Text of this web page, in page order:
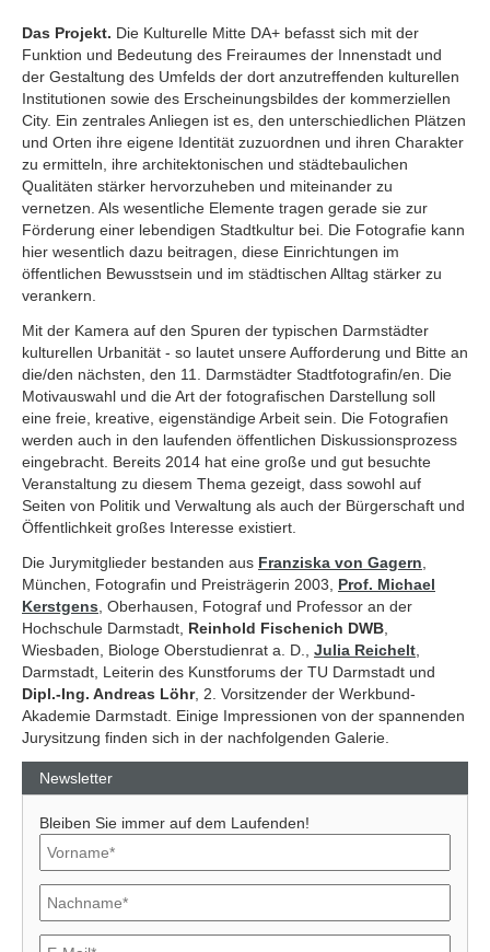
Das Projekt. Die Kulturelle Mitte DA+ befasst sich mit der
Funktion und Bedeutung des Freiraumes der Innenstadt und
der Gestaltung des Umfelds der dort anzutreffenden kulturellen
Institutionen sowie des Erscheinungsbildes der kommerziellen
City. Ein zentrales Anliegen ist es, den unterschiedlichen Plätzen
und Orten ihre eigene Identität zuzuordnen und ihren Charakter
zu ermitteln, ihre architektonischen und städtebaulichen
Qualitäten stärker hervorzuheben und miteinander zu
vernetzen. Als wesentliche Elemente tragen gerade sie zur
Förderung einer lebendigen Stadtkultur bei. Die Fotografie kann
hier wesentlich dazu beitragen, diese Einrichtungen im
öffentlichen Bewusstsein und im städtischen Alltag stärker zu
verankern.
Mit der Kamera auf den Spuren der typischen Darmstädter
kulturellen Urbanität - so lautet unsere Aufforderung und Bitte an
die/den nächsten, den 11. Darmstädter Stadtfotografin/en. Die
Motivauswahl und die Art der fotografischen Darstellung soll
eine freie, kreative, eigenständige Arbeit sein. Die Fotografien
werden auch in den laufenden öffentlichen Diskussionsprozess
eingebracht. Bereits 2014 hat eine große und gut besuchte
Veranstaltung zu diesem Thema gezeigt, dass sowohl auf
Seiten von Politik und Verwaltung als auch der Bürgerschaft und
Öffentlichkeit großes Interesse existiert.
Die Jurymitglieder bestanden aus Franziska von Gagern
München, Fotografin und Preisträgerin 2003, Prof. Michael
Kerstgens , Oberhausen, Fotograf und Professor an der
Hochschule Darmstadt, Reinhold Fischenich DWB
Wiesbaden, Biologe Oberstudienrat a. D., Julia Reichelt
Darmstadt, Leiterin des Kunstforums der TU Darmstadt und
Dipl.-Ing. Andreas Löhr, 2. Vorsitzender der Werkbund-
Akademie Darmstadt. Einige Impressionen von der spannenden
Jurysitzung finden sich in der nachfolgenden Galerie.
Newsletter
Bleiben Sie immer auf dem Laufenden!